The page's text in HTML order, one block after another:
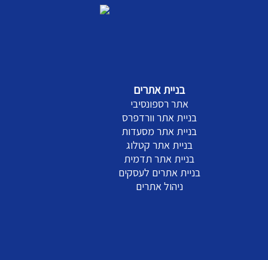
בניית אתרים
אתר רספונסיבי
בניית אתר וורדפרס
בניית אתר מסעדות
בניית אתר קטלוג
בניית אתר תדמית
בניית אתרים לעסקים
ניהול אתרים